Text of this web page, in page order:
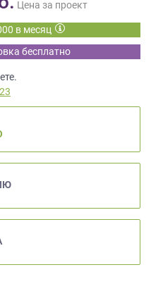
Цена за проект
в месяц
бесплатно